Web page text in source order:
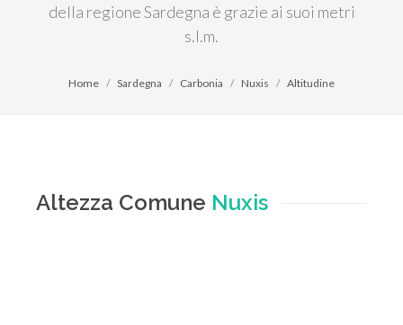
della regione Sardegna è grazie ai suoi metri
s.l.m.
Home Sardegna Carbonia Nuxis Altitudine
Altezza Comune Nuxis